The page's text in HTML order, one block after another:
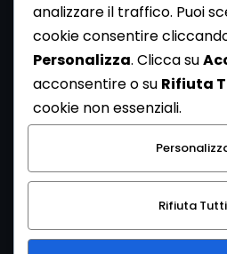
Newsletter
Se vuoi ricevere la Rivista gratuita
dalla Redazione di ArcheoMedia
Newsletter [Clicca Qui]
Con l'invio del messaggio l'utente
l’informativa sulla privacy e di
dei propri dati personali.
analizzare il traffico. Puoi
cookie consentire
Personalizza. Clicca su
acconsentire o su Rifiuta
cookie non essenziali.
Rifiuta Tutti